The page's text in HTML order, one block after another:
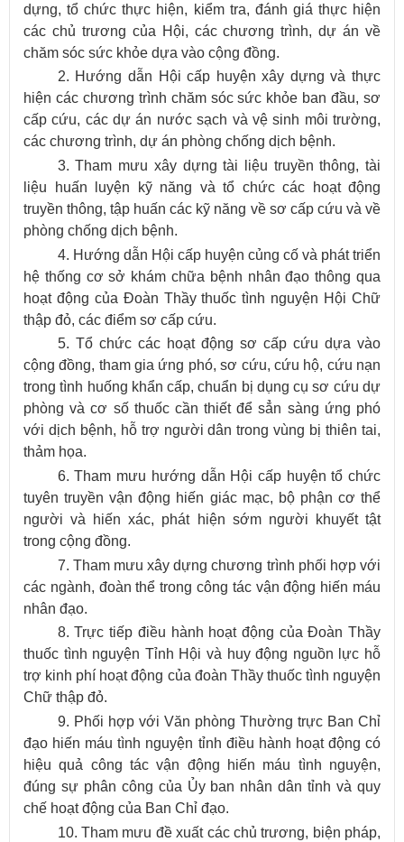
dựng, tổ chức thực hiện, kiểm tra, đánh giá thực hiện
các chủ trương của Hội, các chương trình, dự án về
chăm sóc sức khỏe dựa vào cộng đồng.
2. Hướng dẫn Hội cấp huyện xây dựng và thực
hiện các chương trình chăm sóc sức khỏe ban đầu, sơ
cấp cứu, các dự án nước sạch và vệ sinh môi trường,
các chương trình, dự án phòng chống dịch bệnh.
3. Tham mưu xây dựng tài liệu truyền thông, tài
liệu huấn luyện kỹ năng và tổ chức các hoạt động
truyền thông, tập huấn các kỹ năng về sơ cấp cứu và về
phòng chống dịch bệnh.
4. Hướng dẫn Hội cấp huyện củng cố và phát triển
hệ thống cơ sở khám chữa bệnh nhân đạo thông qua
hoạt động của Đoàn Thầy thuốc tình nguyện Hội Chữ
thập đỏ, các điểm sơ cấp cứu.
5. Tổ chức các hoạt động sơ cấp cứu dựa vào
cộng đồng, tham gia ứng phó, sơ cứu, cứu hộ, cứu nạn
trong tình huống khẩn cấp, chuẩn bị dụng cụ sơ cứu dự
phòng và cơ số thuốc cần thiết để sẳn sàng ứng phó
với dịch bệnh, hỗ trợ người dân trong vùng bị thiên tai,
thảm họa.
6. Tham mưu hướng dẫn Hội cấp huyện tổ chức
tuyên truyền vận động hiến giác mạc, bộ phận cơ thể
người và hiến xác, phát hiện sớm người khuyết tật
trong cộng đồng.
7. Tham mưu xây dựng chương trình phối hợp với
các ngành, đoàn thể trong công tác vận động hiến máu
nhân đạo.
8. Trực tiếp điều hành hoạt động của Đoàn Thầy
thuốc tình nguyện Tỉnh Hội và huy động nguồn lực hỗ
trợ kinh phí hoạt động của đoàn Thầy thuốc tình nguyện
Chữ thập đỏ.
9. Phối hợp với Văn phòng Thường trực Ban Chỉ
đạo hiến máu tình nguyện tỉnh điều hành hoạt động có
hiệu quả công tác vận động hiến máu tình nguyện,
đúng sự phân công của Ủy ban nhân dân tỉnh và quy
chế hoạt động của Ban Chỉ đạo.
10. Tham mưu đề xuất các chủ trương, biện pháp,